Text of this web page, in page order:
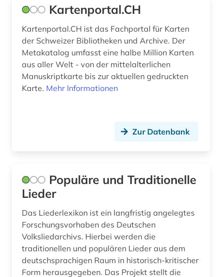
lesbe (1)
lesbenbewegung (1)
lexikon (4)
lgbt (1)
liechtenstein (4)
literatur (3)
luft (1)
lurche (1)
lusitanistik (1)
luzern (3)
malerei (1)
Kartenportal.CH
Kartenportal.CH ist das Fachportal für Karten
der Schweizer Bibliotheken und Archive. Der
Metakatalog umfasst eine halbe Million Karten
aus aller Welt - von der mittelalterlichen
Manuskriptkarte bis zur aktuellen gedruckten
Karte. Mehr Informationen
Zur Datenbank
Populäre und Traditionelle
Lieder
Das Liederlexikon ist ein langfristig angelegtes
Forschungsvorhaben des Deutschen
Volksliedarchivs. Hierbei werden die
traditionellen und populären Lieder aus dem
deutschsprachigen Raum in historisch-kritischer
Form herausgegeben. Das Projekt stellt die